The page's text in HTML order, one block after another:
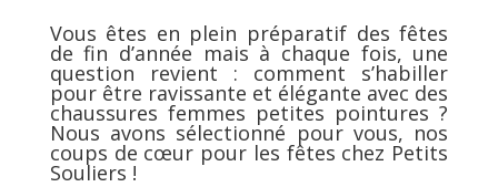
Vous êtes en plein préparatif des fêtes
de fin d’année mais à chaque fois, une
question revient : comment s’habiller
pour être ravissante et élégante avec des
chaussures femmes petites pointures ?
Nous avons sélectionné pour vous, nos
coups de cœur pour les fêtes chez Petits
Souliers !